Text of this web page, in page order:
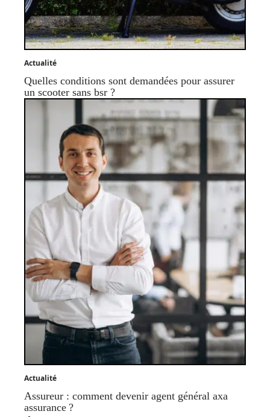
Actualité
Quelles conditions sont demandées pour assurer
un scooter sans bsr ?
Actualité
Assureur : comment devenir agent général axa
assurance ?